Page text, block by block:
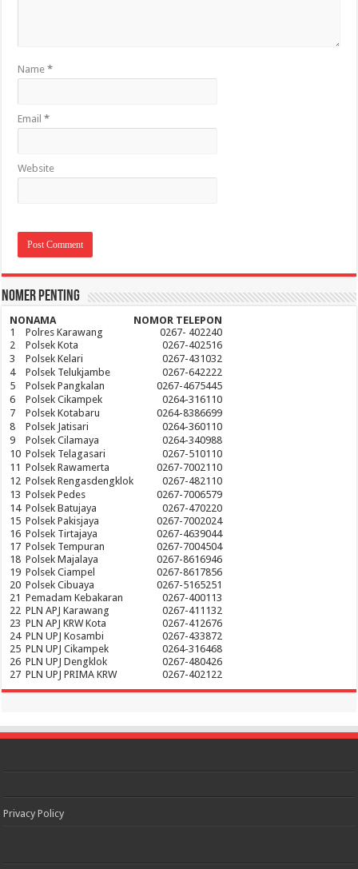
Name*
Email*
Website
Nomer Penting
NONAMA
NOMOR TELEPON
1
Polres Karawang
0267- 402240
2
Polsek Kota
0267-402516
3
Polsek Kelari
0267-431032
4
Polsek Telukjambe
0267-642222
5
Polsek Pangkalan
0267-4675445
6
Polsek Cikampek
0264-316110
7
Polsek Kotabaru
0264-8386699
8
Polsek Jatisari
0264-360110
9
Polsek Cilamaya
0264-340988
10 Polsek Telagasari
0267-510110
11 Polsek Rawamerta
0267-7002110
12 Polsek Rengasdengklok
0267-482110
13 Polsek Pedes
0267-7006579
14 Polsek Batujaya
0267-470220
15 Polsek Pakisjaya
0267-7002024
16 Polsek Tirtajaya
0267-4639044
17 Polsek Tempuran
0267-7004504
18 Polsek Majalaya
0267-8616946
19 Polsek Ciampel
0267-8617856
20 Polsek Cibuaya
0267-5165251
21 Pemadam Kebakaran
0267-400113
22 PLN APJ Karawang
0267-411132
23 PLN APJ KRW Kota
0267-412676
24 PLN UPJ Kosambi
0267-433872
25 PLN UPJ Cikampek
0264-316468
26 PLN UPJ Dengklok
0267-480426
27 PLN UPJ PRIMA KRW 0267-402122
Privacy Policy